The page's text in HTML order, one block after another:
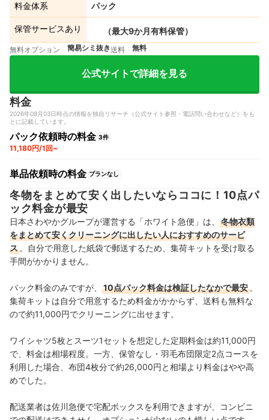
料金体系 パック
保管サービスあり （最大9か月有料保管）
無料オプション 簡易シミ抜き送料 無料
公式サイトで詳細を見る
料金
2026年08月03日時点の情報を独自リサーチ（公式サイト参照・電話問い合わせなど）をも
とに記載しています。
パック依頼時の料金 3件
11,180円/1回~
単品依頼時の料金 プランなし
冬物をまとめて安く出したいならココに！10点パ
ック料金が最安
日本さわやかグループが運営する「ホワイト急便」は、
冬物衣類
をまとめて安くクリーニングに出したい人におすすめのサービ
ス 。自分で用意した紙袋で郵送するため、集荷キットを受け取る
手間がかかりません。
パック料金のみですが、 10点パック料金は検証したなかで最安 。
集荷キットは自分で用意するため料金がかからず、送料も無料な
ので約11,000円でクリーニングに出せます。
ワイシャツ5枚とスーツ1セットを想定した定期料金は約11,000円
で、料金は相場程度。一方、保管なし・羽毛布団限定2点コースを
利用した場合、布団4枚分で約26,000円と相場より料金はやや高
めでした。
配送業者は佐川急便で宅配ボックスを利用できますが、コンビニ